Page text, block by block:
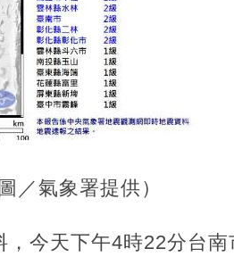
／氣象署提供）
今天下午4時22分台